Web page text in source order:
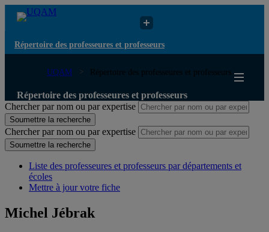
Répertoire des professeures et professeurs
UQAM Répertoire des professeures et professeurs
Répertoire des professeures et professeurs
Chercher par nom ou par expertise
Soumettre la recherche
Chercher par nom ou par expertise
Soumettre la recherche
Liste des professeures et professeurs par départements et
écoles
Mettre à jour votre fiche
Michel Jébrak